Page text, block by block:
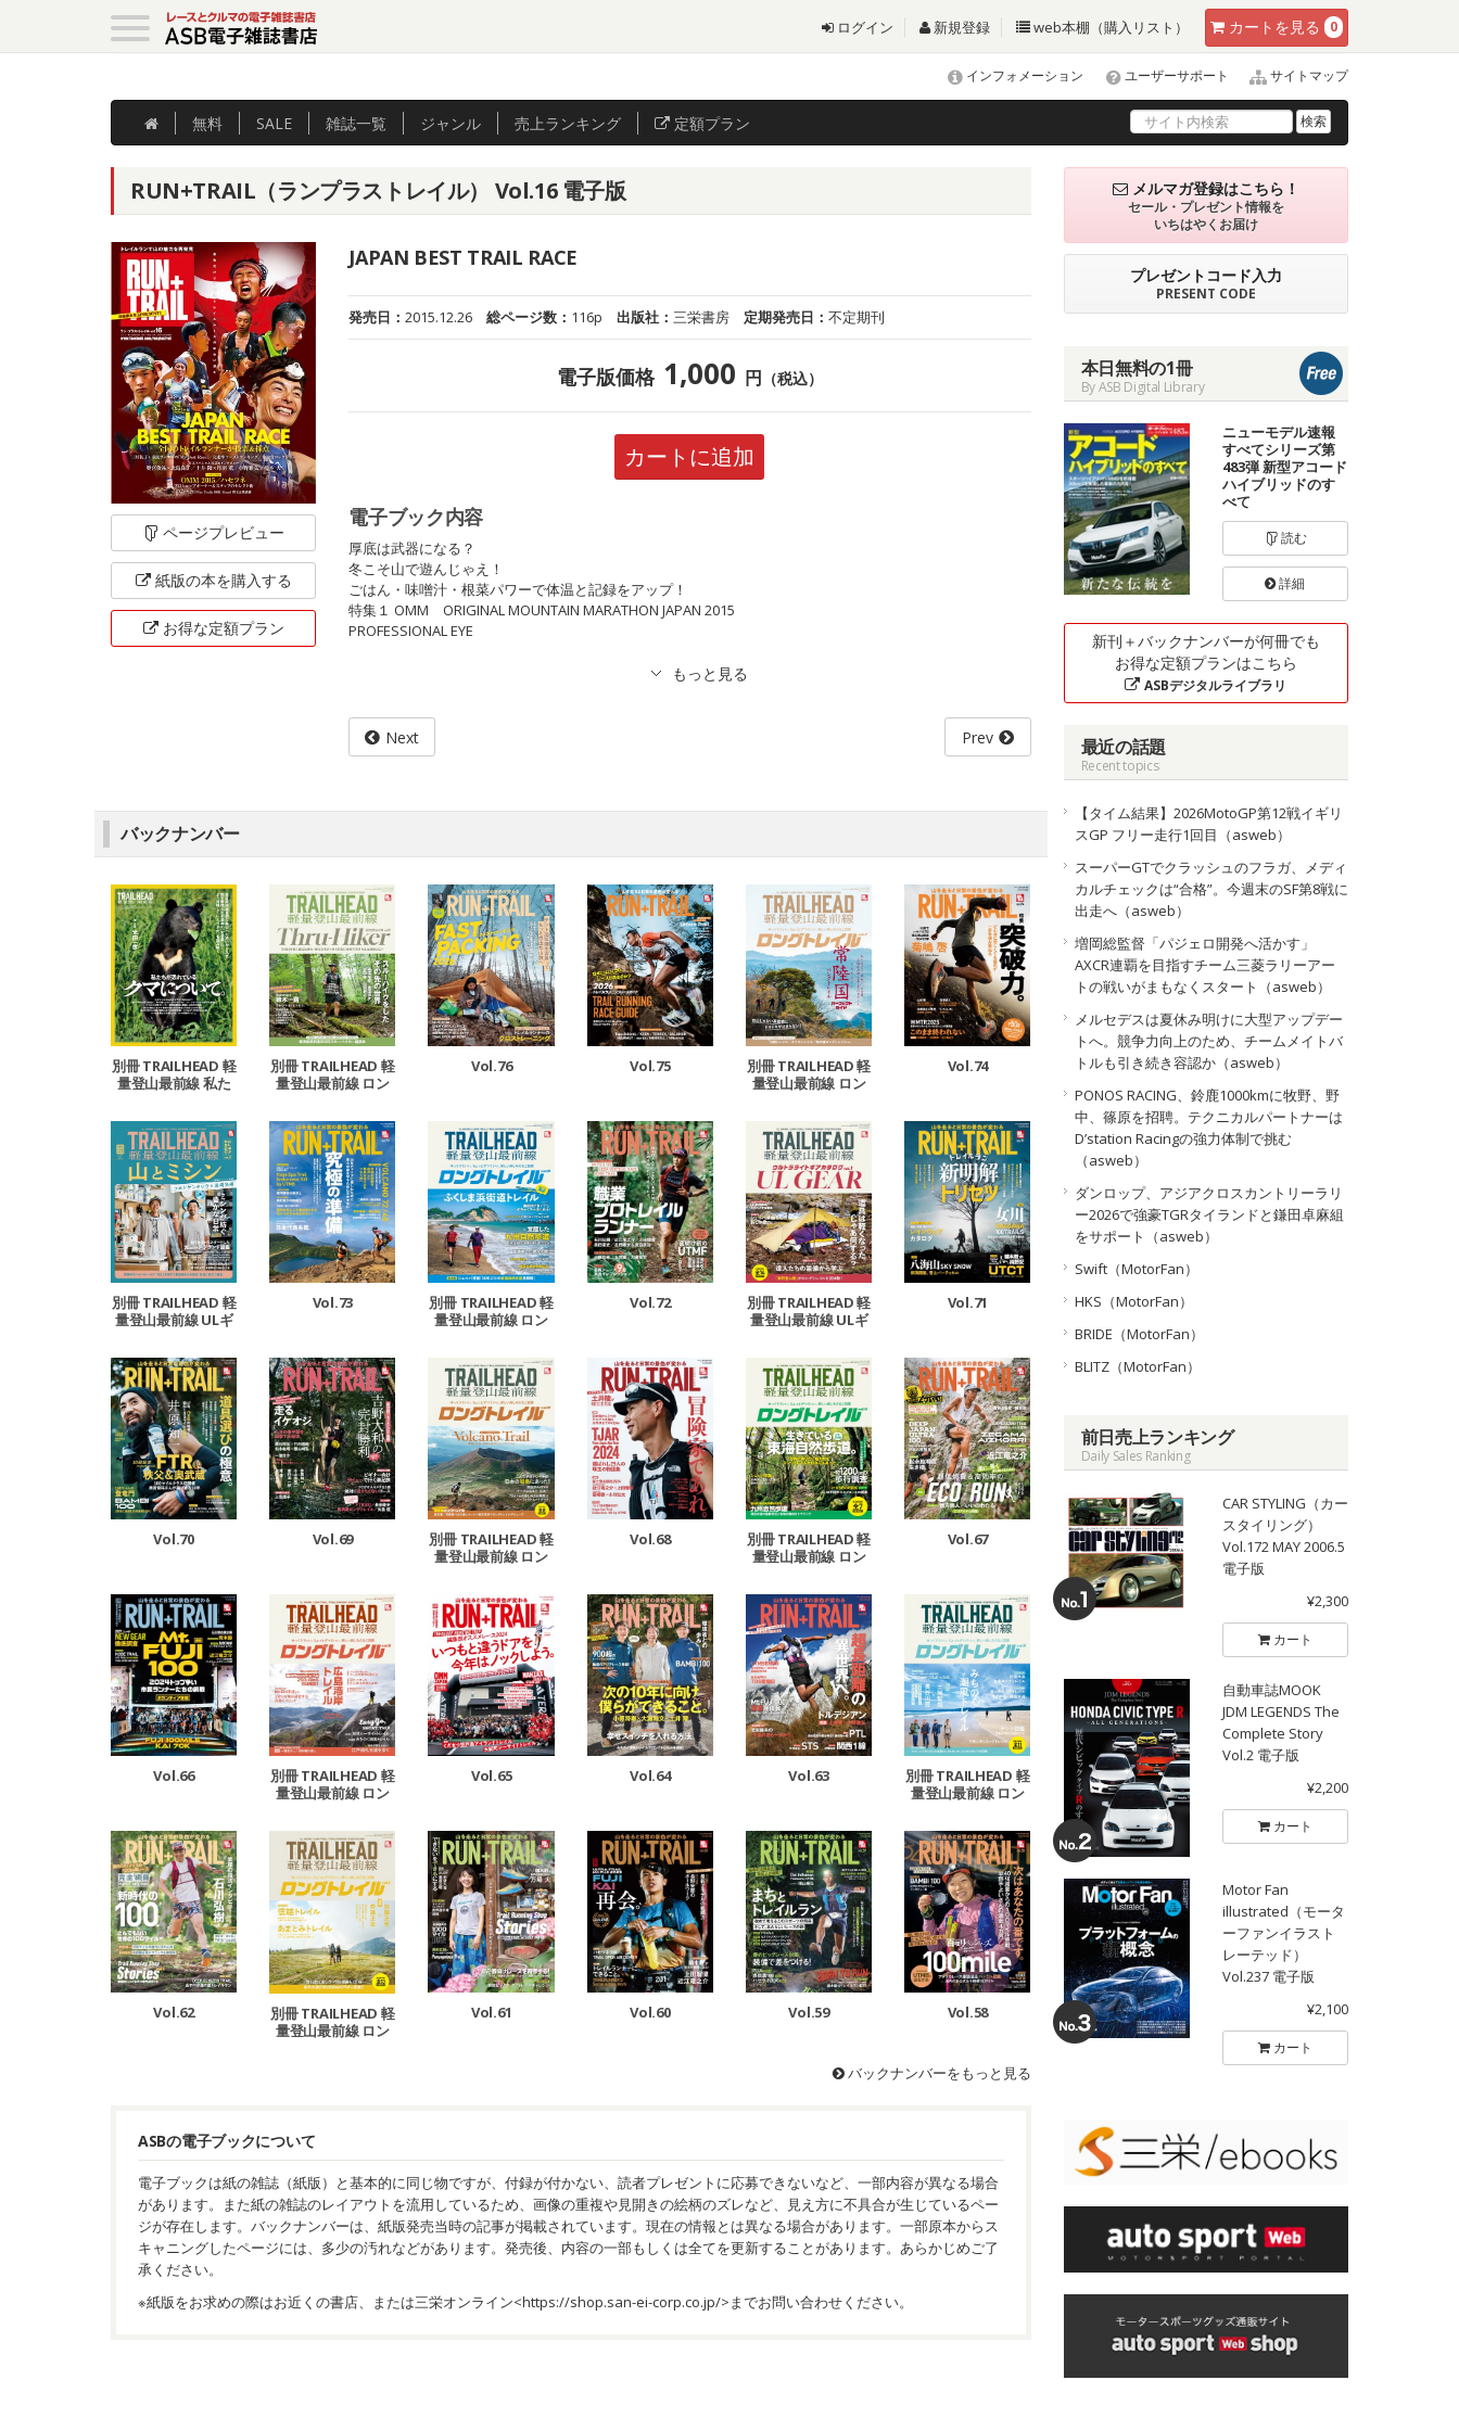
カート を見る 0
ログイン 新規登録 web本棚（購入リスト）
インフォメーション ユーザーサポート サイトマップ
無料 SALE 雑誌一覧 ジャンル 売上ランキング 定額プラン 検索
RUN+TRAIL（ランプラストレイル） Vol.16 電子版
ページプレビュー
紙版の本を購入する
お得な定額プラン
JAPAN BEST TRAIL RACE
発売日：2015.12.26 総ページ数： 116p 出版社：三栄書房 定期発売日：不定期刊
電子版価格 1,000 円 （税込）
カートに追加
電子ブック内容
厚底は武器になる？
冬こそ山で遊んじゃえ！
ごはん・味噌汁・根菜パワーで体温と記録をアップ！
特集１ OMM ORIGINAL MOUNTAIN MARATHON JAPAN 2015
PROFESSIONAL EYE
Next Prev
バックナンバー
別冊 TRAILHEAD 軽
量登山最前線 私た
について。
別冊 TRAILHEAD 軽
量登山最前線 ロン
Vol.76 Vol.75
別冊 TRAILHEAD 軽
量登山最前線 ロン
Vol.74
別冊 TRAILHEAD 軽
量登山最前線 ULギ
Vol.73
別冊 TRAILHEAD 軽
量登山最前線 ロン
Vol.72
別冊 TRAILHEAD 軽
量登山最前線 ULギ
Vol.71
Vol.70 Vol.69
別冊 TRAILHEAD 軽
量登山最前線 ロン
Vol.68
別冊 TRAILHEAD 軽
量登山最前線 ロン
Vol.67
Vol.66
別冊 TRAILHEAD 軽
量登山最前線 ロン
Vol.65 Vol.64 Vol.63
別冊 TRAILHEAD 軽
量登山最前線 ロン
Vol.62
別冊 TRAILHEAD 軽
量登山最前線 ロン
Vol.61 Vol.60 Vol.59 Vol.58
バックナンバーをもっと見る
ASBの電子ブックについて
電子ブックは紙の雑誌（紙版）と基本的に同じ物ですが、付録が付かない、読者プレゼントに応募できないなど、一部内容が異なる場合
があります。また紙の雑誌のレイアウトを流用しているため、画像の重複や見開きの絵柄のズレなど、見え方に不具合が生じているペー
ジが存在します。バックナンバーは、紙版発売当時の記事が掲載されています。現在の情報とは異なる場合があります。一部原本からス
キャニングしたページには、多少の汚れなどがあります。発売後、内容の一部もしくは全てを更新することがあります。あらかじめご了
承ください。
※紙版をお求めの際はお近くの書店、または三栄オンライン<https://shop.san-ei-corp.co.jp/>までお問い合わせください。
メルマガ登録はこちら！
セール・プレゼント情報を
いちはやくお届け
プレゼントコード入力
PRESENT CODE
本日無料の1冊
By ASB Digital Library
ニューモデル速報
すべてシリーズ第
483弾 新型アコード
ハイブリッドのす
べて
読む
詳細
新刊＋バックナンバーが何冊でも
お得な定額プランはこちら
ASBデジタルライブラリ
最近の話題
Recent topics
【タイム結果】2026MotoGP第12戦イギリ
スGP フリー走行1回目（asweb）
スーパーGTでクラッシュのフラガ、メディ
カルチェックは“合格”。今週末のSF第8戦に
出走へ（asweb）
増岡総監督「パジェロ開発へ活かす」
AXCR連覇を目指すチーム三菱ラリーアー
トの戦いがまもなくスタート（asweb）
メルセデスは夏休み明けに大型アップデー
トへ。競争力向上のため、チームメイトバ
トルも引き続き容認か（asweb）
PONOS RACING、鈴鹿1000kmに牧野、野
中、篠原を招聘。テクニカルパートナーは
D’station Racingの強力体制で挑む
（asweb）
ダンロップ、アジアクロスカントリーラリ
ー2026で強豪TGRタイランドと鎌田卓麻組
をサポート（asweb）
Swift（MotorFan）
HKS（MotorFan）
BRIDE（MotorFan）
BLITZ（MotorFan）
前日売上ランキング
Daily Sales Ranking
CAR STYLING（カー
スタイリング）
Vol.172 MAY 2006.5
電子版
¥2,300
カート
自動車誌MOOK
JDM LEGENDS The
Complete Story
Vol.2 電子版
¥2,200
カート
Motor Fan
illustrated（モータ
ーファンイラスト
レーテッド）
Vol.237 電子版
¥2,100
カート